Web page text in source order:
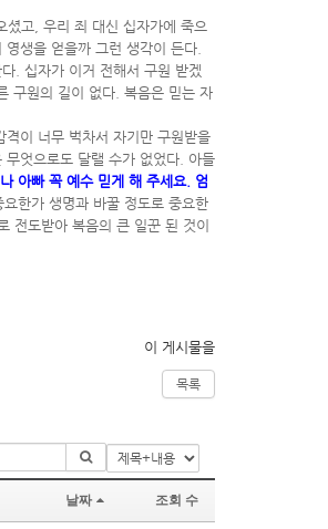
셨고, 우리 죄 대신 십자가에 죽으
생을 얻을까 그런 생각이 든다.
. 십자가 이거 전해서 구원 받겠
구원의 길이 없다. 복음은 믿는 자
이 너무 벅차서 자기만 구원받을
엇으로도 달랠 수가 없었다. 아들
아빠 꼭 예수 믿게 해 주세요. 엄
한가 생명과 바꿀 정도로 중요한
전도받아 복음의 큰 일꾼 된 것이
이 게시물을
목록
날짜 조회 수